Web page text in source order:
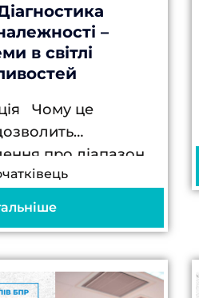
–
в світлі
Чому це
про діапазон
при проблемах
крупи крові АВО